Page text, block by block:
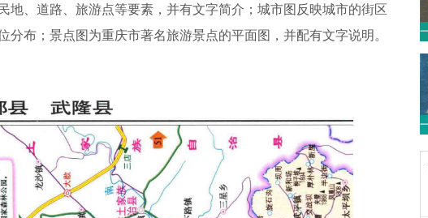
地、道路、旅游点等要素，并有文字简介；城市图反映城市的街区
分布；景点图为重庆市著名旅游景点的平面图，并配有文字说明。